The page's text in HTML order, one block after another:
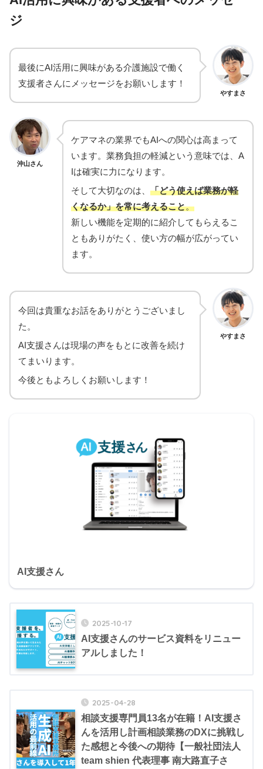
ジ
やすまさ
最後にAI活用に興味がある介護施設で働く
支援者さんにメッセージをお願いします！
沖山さん
ケアマネの業界でもAIへの関心は高まって
います。業務負担の軽減という意味では、A
Iは確実に力になります。
そして大切なのは、 「どう使えば業務が軽
くなるか」を常に考えること。
新しい機能を定期的に紹介してもらえるこ
ともありがたく、使い方の幅が広がってい
ます。
やすまさ
今回は貴重なお話をありがとうございまし
た。
AI支援さんは現場の声をもとに改善を続け
てまいります。
今後ともよろしくお願いします！
AI支援さん
2025-10-17
AI支援さんのサービス資料をリニュー
アルしました！
2025-04-28
相談支援専門員13名が在籍！AI支援さ
んを活用し計画相談業務のDXに挑戦し
た感想と今後への期待【一般社団法人
team shien 代表理事 南大路直子さ